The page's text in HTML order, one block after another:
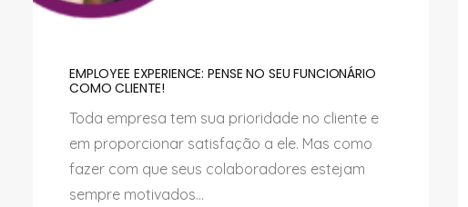
EMPLOYEE EXPERIENCE: PENSE NO SEU FUNCIONÁRIO
COMO CLIENTE!
Toda empresa tem sua prioridade no cliente e
em proporcionar satisfação a ele. Mas como
fazer com que seus colaboradores estejam
sempre motivados...